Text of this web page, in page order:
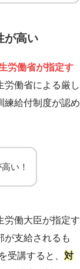
が高い
労働省が指定す
労働省による厳し
練給付制度が認め
い！
労働大臣が指定す
が支給されるも
受講すると、 対